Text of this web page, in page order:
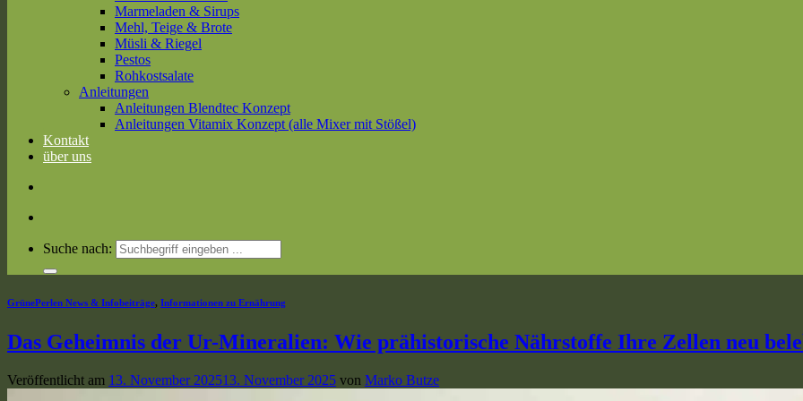
Marmeladen & Sirups
Mehl, Teige & Brote
Müsli & Riegel
Pestos
Rohkostsalate
Anleitungen
Anleitungen Blendtec Konzept
Anleitungen Vitamix Konzept (alle Mixer mit Stößel)
Kontakt
über uns
Suche nach:
GrünePerlen News & Infobeiträge, Informationen zu Ernährung
Das Geheimnis der Ur-Mineralien: Wie prähistorische Nährstoffe Ihre Zellen neu
Veröffentlicht am 13. November 202513. November 2025 von Marko Butze